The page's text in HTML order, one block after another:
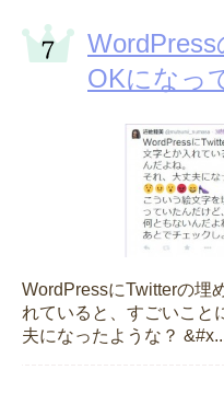
OKになっ
WordPressにTwitterの埋
れていると、すごいこと
夫になったような？